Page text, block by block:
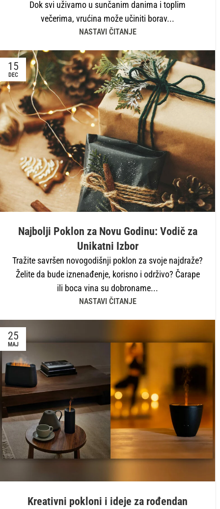
Dok svi uživamo u sunčanim danima i toplim
večerima, vrućina može učiniti borav...
NASTAVI ČITANJE
15
DEC
Najbolji Poklon za Novu Godinu: Vodič za
Unikatni Izbor
Tražite savršen novogodišnji poklon za svoje najdraže?
Želite da bude iznenađenje, korisno i održivo? Čarape
ili boca vina su dobroname...
NASTAVI ČITANJE
25
MAJ
Kreativni pokloni i ideje za rođendan